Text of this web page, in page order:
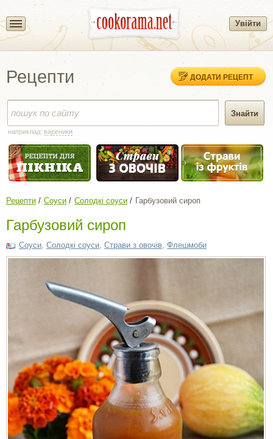
Увійти
Рецепти ДОДАТИ РЕЦЕПТ
наприклад: вареники
Рецепти Соуси Солодкі соуси Гарбузовий сироп
Гарбузовий сироп
Соуси Солодкі соуси Страви з овочів Флешмоби